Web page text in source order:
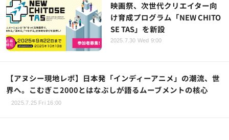
映画祭、次世代クリエイター向
け育成プログラム「NEW CHITO
SE TAS」を新設
2025.7.30 Wed 9:00
【アヌシー現地レポ】日本発「インディーアニメ」の潮流、世
界へ。こむぎこ2000とはなぶしが語るムーブメントの核心
2025.7.25 Fri 16:00